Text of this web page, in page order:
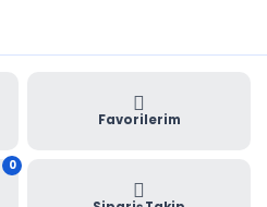
Favorilerim
0